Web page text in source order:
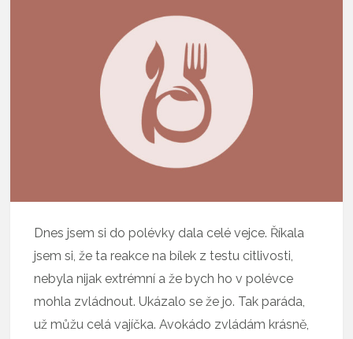
Dnes jsem si do polévky dala celé vejce. Říkala
jsem si, že ta reakce na bílek z testu citlivosti,
nebyla nijak extrémní a že bych ho v polévce
mohla zvládnout. Ukázalo se že jo. Tak paráda,
už můžu celá vajíčka. Avokádo zvládám krásně,